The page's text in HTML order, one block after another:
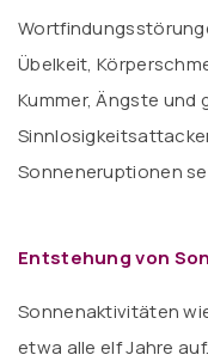
Übelkeit,
Kummer, Ängste und
Sonneneruptionen
Entstehung von
Sonnenaktivitäten
etwa alle elf Jahre